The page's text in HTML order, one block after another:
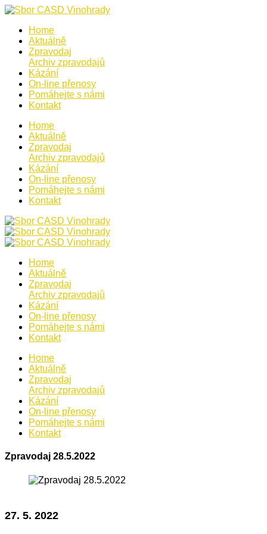
Home
Aktuálně
Zpravodaj
Archiv zpravodajů
Kázání
On-line přenosy
Pomáhejte s námi
Kontakt
Home
Aktuálně
Zpravodaj
Archiv zpravodajů
Kázání
On-line přenosy
Pomáhejte s námi
Kontakt
Home
Aktuálně
Zpravodaj
Archiv zpravodajů
Kázání
On-line přenosy
Pomáhejte s námi
Kontakt
Home
Aktuálně
Zpravodaj
Archiv zpravodajů
Kázání
On-line přenosy
Pomáhejte s námi
Kontakt
Zpravodaj 28.5.2022
27. 5. 2022